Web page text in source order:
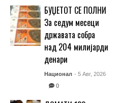
БУЏЕТОТ СЕ ПОЛНИ
За седум месеци
државата собра
над 204 милијарди
денари
Национал - 5 Авг, 2026
0